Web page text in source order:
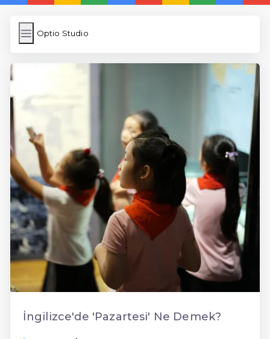
Optio Studio
Optio Studio
Anasayfa
5 Günde İngilizce
İngilizce
Dil Eğitimi
En Hızlı İngilizce
En Kolay İngilizce
En Ucuz İngilizce
En Uygun İngilizce
İngilizce'de 'Pazartesi' Ne Demek?